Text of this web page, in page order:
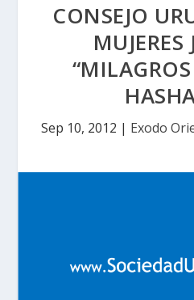
CONSEJO
MUJERES
Sep 10, 2012 | Exodo